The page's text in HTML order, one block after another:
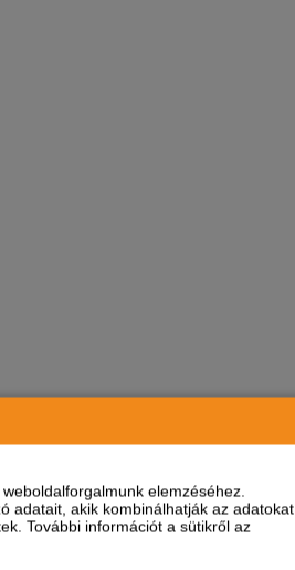
elemzéséhez.
adatait, akik kombinálhatják az adatokat
További információt a sütikről az